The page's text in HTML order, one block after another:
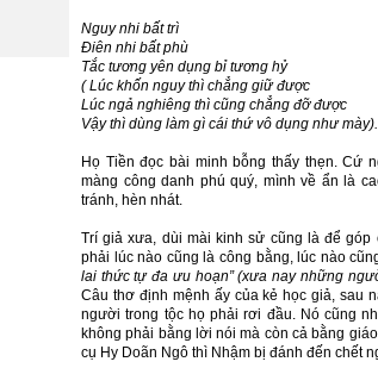
Nguy nhi bất trì
Điên nhi bất phù
Tắc tương yên dụng bỉ tương hỷ
( Lúc khốn nguy thì chẳng giữ được
Lúc ngả nghiêng thì cũng chẳng đỡ được
Vậy thì dùng làm gì cái thứ vô dụng như mày).
Họ Tiền đọc bài minh bỗng thấy thẹn. Cứ
màng công danh phú quý, mình về ẩn là
tránh, hèn nhát.
Trí giả xưa, dùi mài kinh sử cũng là để
phải lúc nào cũng là công bằng, lúc nào
lai thức tự đa ưu hoạn” (xưa nay những
Câu thơ định mệnh ấy của kẻ học giả, sau
người trong tộc họ phải rơi đầu. Nó cũng
không phải bằng lời nói mà còn cả bằng
cụ Hy Doãn Ngô thì Nhậm bị đánh đến chết